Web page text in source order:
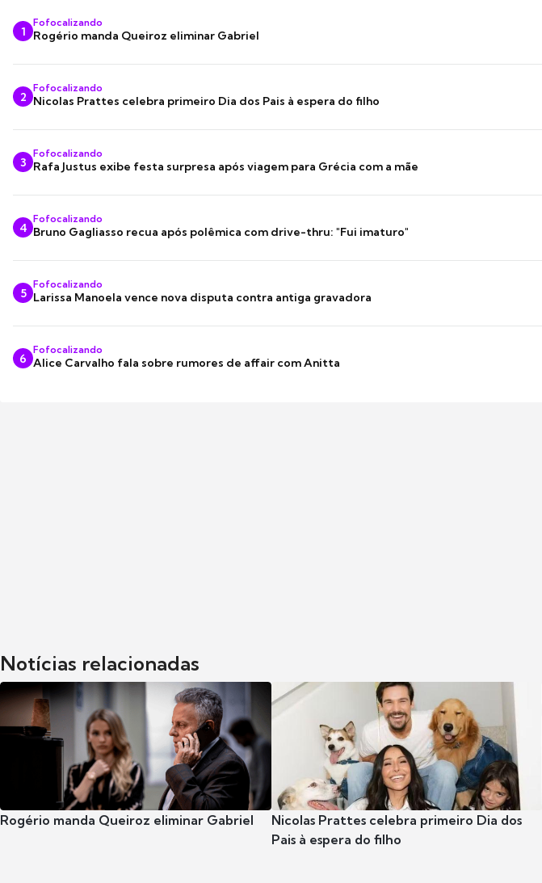
1
Fofocalizando
Rogério manda Queiroz eliminar Gabriel
2
Fofocalizando
Nicolas Prattes celebra primeiro Dia dos Pais à espera do filho
3
Fofocalizando
Rafa Justus exibe festa surpresa após viagem para Grécia com a mãe
4
Fofocalizando
Bruno Gagliasso recua após polêmica com drive-thru: "Fui imaturo"
5
Fofocalizando
Larissa Manoela vence nova disputa contra antiga gravadora
6
Fofocalizando
Alice Carvalho fala sobre rumores de affair com Anitta
Notícias relacionadas
Rogério manda Queiroz eliminar Gabriel
Nicolas Prattes celebra primeiro Dia dos
Pais à espera do filho